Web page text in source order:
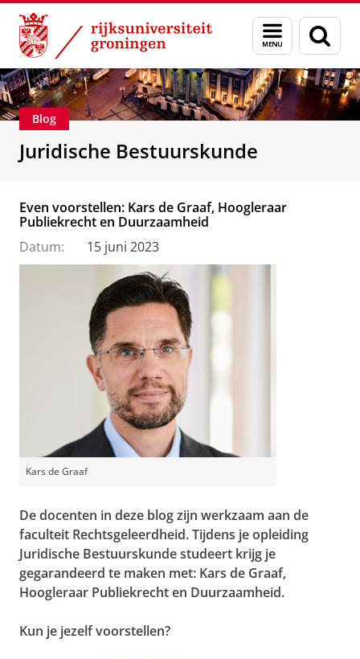
Skip
Content
Skip
Navigation
Menu
en
zoeken
Over ons Voorlichting
Blog
Juridische Bestuurskunde
Even voorstellen: Kars de Graaf, Hoogleraar
Publiekrecht en Duurzaamheid
Datum:
15 juni 2023
Kars de Graaf
De docenten in deze blog zijn werkzaam aan de
faculteit Rechtsgeleerdheid. Tijdens je opleiding
Juridische Bestuurskunde studeert krijg je
gegarandeerd te maken met: Kars de Graaf,
Hoogleraar Publiekrecht en Duurzaamheid.
Kun je jezelf voorstellen?